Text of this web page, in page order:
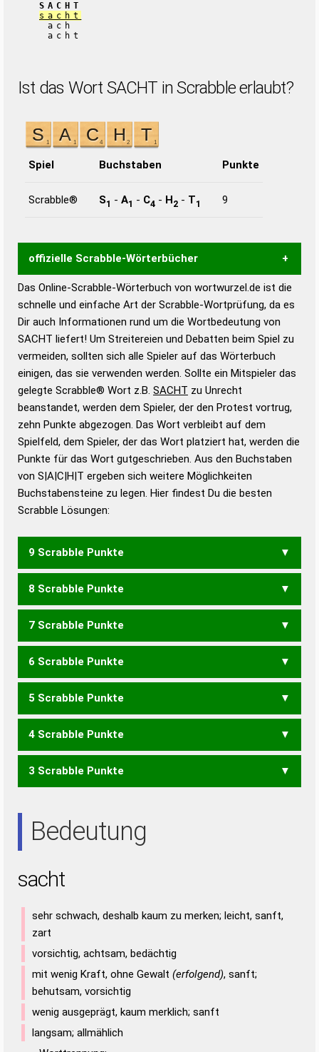
SACHT
sacht
ach
acht
Ist das Wort SACHT in Scrabble erlaubt?
Spiel Buchstaben Punkte
Scrabble® S1 - A1 - C4 - H2 - T1 9
offizielle Scrabble-Wörterbücher
Wortwurzel liefert mit Hilfe eines semantischen
Wortanalyse-Algorithmus gute Anhaltspunkte zu
Wortbedeutung, Worttrennung und Wortform, um die
Gültigkeit eines Wortes für das Scrabble-Spiel zu
bestimmen!
zugelassene Turnier Scrabble-
Wörterbücher sind:
Duden – Standardwerk in 12 Bänden
Duden – Richtiges und gutes
Deutsch
Duden – Die deutsche Grammatik
Duden – Deutsches
Das Online-Scrabble-Wörterbuch von wortwurzel.de ist die
schnelle und einfache Art der Scrabble-Wortprüfung, da es
Dir auch Informationen rund um die Wortbedeutung von
SACHT liefert! Um Streitereien und Debatten beim Spiel zu
vermeiden, sollten sich alle Spieler auf das Wörterbuch
einigen, das sie verwenden werden. Sollte ein Mitspieler das
gelegte Scrabble® Wort z.B. SACHT zu Unrecht
beanstandet, werden dem Spieler, der den Protest vortrug,
zehn Punkte abgezogen. Das Wort verbleibt auf dem
Spielfeld, dem Spieler, der das Wort platziert hat, werden die
Punkte für das Wort gutgeschrieben. Aus den Buchstaben
von S|A|C|H|T ergeben sich weitere Möglichkeiten
Buchstabensteine zu legen. Hier findest Du die besten
Scrabble Lösungen:
9 Scrabble Punkte
ASCHT CHATS STACH
8 Scrabble Punkte
ACHS ASCH CASH CHAT
7 Scrabble Punkte
SCH CAST SCAT
6 Scrabble Punkte
ACT
5 Scrabble Punkte
HAST SAHT
4 Scrabble Punkte
AHS HAT SAH
3 Scrabble Punkte
Bedeutung
sacht
sehr schwach, deshalb kaum zu merken; leicht, sanft,
zart
vorsichtig, achtsam, bedächtig
mit wenig Kraft, ohne Gewalt (erfolgend), sanft;
behutsam, vorsichtig
wenig ausgeprägt, kaum merklich; sanft
langsam; allmählich